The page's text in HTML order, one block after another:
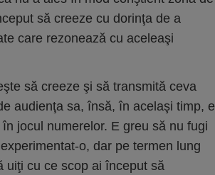
să creeze cu dorinţa de a
care rezonează cu aceleaşi
să creeze şi să transmită ceva
audienţa sa, însă, în acelaşi timp, e
jocul numerelor. E greu să nu fugi
o, dar pe termen lung
uiţi cu ce scop ai început să